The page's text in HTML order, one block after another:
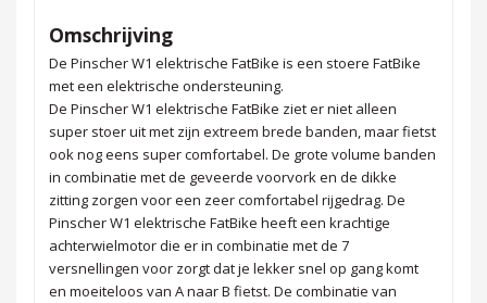
Omschrijving
De Pinscher W1 elektrische FatBike is een stoere FatBike
met een elektrische ondersteuning.
De Pinscher W1 elektrische FatBike ziet er niet alleen
super stoer uit met zijn extreem brede banden, maar fietst
ook nog eens super comfortabel. De grote volume banden
in combinatie met de geveerde voorvork en de dikke
zitting zorgen voor een zeer comfortabel rijgedrag. De
Pinscher W1 elektrische FatBike heeft een krachtige
achterwielmotor die er in combinatie met de 7
versnellingen voor zorgt dat je lekker snel op gang komt
en moeiteloos van A naar B fietst. De combinatie van